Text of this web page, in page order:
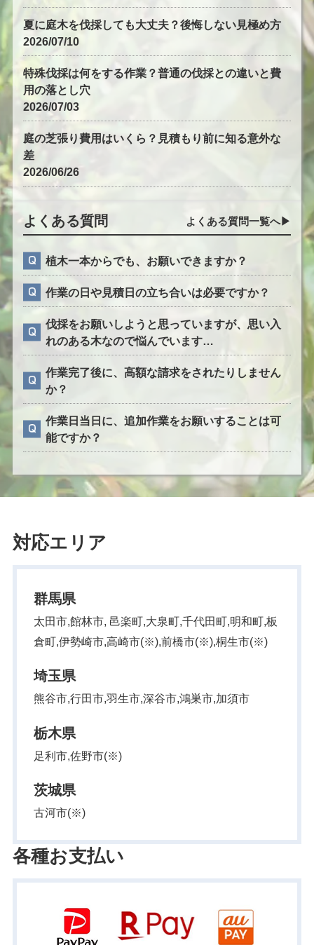
夏に庭木を伐採しても大丈夫？後悔しない見極め方
2026/07/10
特殊伐採は何をする作業？普通の伐採との違いと費
用の落とし穴
2026/07/03
庭の芝張り費用はいくら？見積もり前に知る意外な
差
2026/06/26
よくある質問 よくある質問一覧へ▶︎
植木一本からでも、お願いできますか？
作業の日や見積日の立ち合いは必要ですか？
伐採をお願いしようと思っていますが、思い入
れのある木なので悩んでいます…
作業完了後に、高額な請求をされたりしません
か？
作業日当日に、追加作業をお願いすることは可
能ですか？
対応エリア
群馬県
太田市,館林市, 邑楽町,大泉町,千代田町,明和町,板
倉町,伊勢崎市,高崎市(※),前橋市(※),桐生市(※)
埼玉県
熊谷市,行田市,羽生市,深谷市,鴻巣市,加須市
栃木県
足利市,佐野市(※)
茨城県
古河市(※)
各種お支払い